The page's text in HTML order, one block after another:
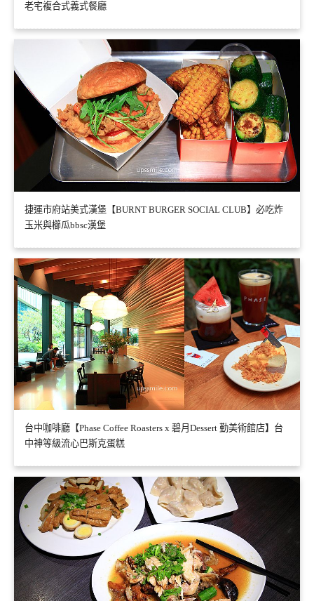
老宅複合式義式餐廳
捷運市府站美式漢堡【BURNT BURGER SOCIAL CLUB】必吃炸
玉米與櫛瓜bbsc漢堡
台中咖啡廳【Phase Coffee Roasters x 碧月Dessert 勤美術館店】台
中神等級流心巴斯克蛋糕